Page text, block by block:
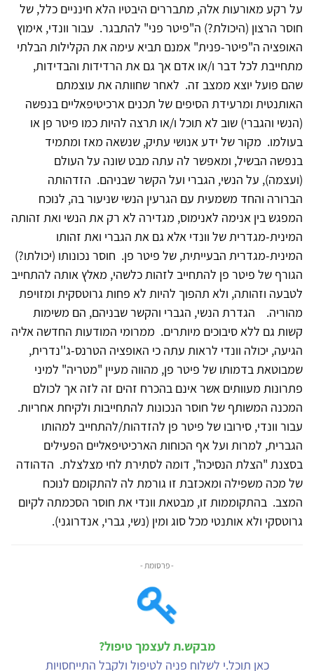
על רקע מאורעות אלה, מתבררים היבטיו הלא חינניים כלל, של
חוסר הרצון (היכולת?) ה"פיטר פני" להתבגר. עבור וונדי, אימוץ
האופציה ה"פיטר-פנית" אמנם תביא עימה את הקלילות הבלתי
מתחייבת לכל דבר ו/או אדם אך גם את הרדידות והבדידות,
שהם פועל יוצא ממצב זה. לאחר שחוותה את עוצמתם
האותנטית ומרעידת הסיפים של תכנים ארכיטיפאליים בנפשה
(הנשי והגברי) שוב לא תוכל ו/או תרצה להיות כמו פיטר פן או
בעולמו. מקור של ידע אנושי עתיק, שנשאה מאז ומתמיד
בנפשה הבשיל, ומאפשר לה עתה מבט שונה על העולם
(ועצמה), על הנשי, הגברי ועל הקשר שבניהם. הזדהותה
הברורה והחד משמעית עם הגרעין הנשי שניעור בה, לנוכח
המפגש בין אנימה לאנימוס, מגדירה לא רק את הנשי ואת זהותה
המינית-מגדרית של וונדי אלא גם את הגברי ואת זהותו
המינית-מגדרית הבעייתית, של פיטר פן. חוסר נכונותו (יכולתו?)
הגורף של פיטר פן להתחייב לזהות כלשהי, מאלץ אותה להתחייב
לטבעה וזהותה, ולא תהפוך להיות לא פחות גרוטסקית ומזויפת
מהוריה. הגדרת הנשי, הגברי והקשר שבניהם, הם משימות
קשות גם ללא סיבוכים מיותרים. ממרומי המודעות החדשה אליה
הגיעה, יכולה וונדי לראות עתה כי האופציה הטרנס-ג''נדרית,
שמבוטאת בדמותו של פיטר פן, מהווה מעיין "מטריה" למיני
פתרונות מעוותים אשר אינם בהכרח זהים זה לזה אך לכולם
המכנה המשותף של חוסר הנכונות להתחייבות ולקיחת אחריות.
עבור וונדי, סירובו של פיטר פן להזדהות/להתחייב למהותו
הגברית, למרות ועל אף הכוחות הארכיטיפאליים הפעילים
בסצנת "הצלת הנסיכה", דומה לסתירת לחי מצלצלת. הדהודה
של מכה משפילה ומאכזבת זו גורמת לה להתקומם לנוכח
המצב. בהתקוממות זו, מבטאת וונדי את חוסר הסכמתה לקיום
גרוטסקי ולא אותנטי מכל סוג ומין (נשי, גברי, אנדרוגני).
- פרסומת -
מבקש.ת לעצמך טיפול?
כאן תוכל.י לשלוח פניה לטיפול ולקבל התייחסויות